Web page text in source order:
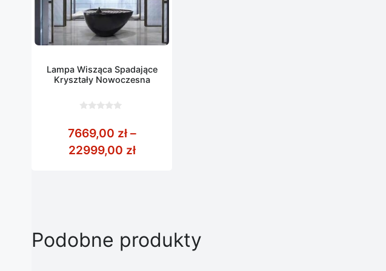
Lampa Wisząca Spadające
Kryształy Nowoczesna
5
7669,00 zł –
22999,00 złZakres cen: od 7669,00 zł do 22999,00 zł
Podobne produkty